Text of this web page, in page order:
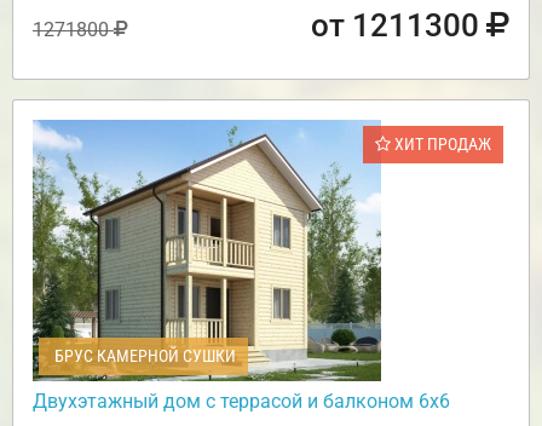
1271800 от 1211300
ХИТ ПРОДАЖ
БРУС КАМЕРНОЙ СУШКИ
Двухэтажный дом с террасой и балконом 6х6